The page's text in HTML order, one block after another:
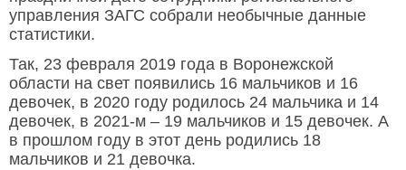
управления ЗАГС собрали необычные данные
статистики.
Так, 23 февраля 2019 года в Воронежской
области на свет появились 16 мальчиков и 16
девочек, в 2020 году родилось 24 мальчика и 14
девочек, в 2021-м – 19 мальчиков и 15 девочек. А
в прошлом году в этот день родились 18
мальчиков и 21 девочка.